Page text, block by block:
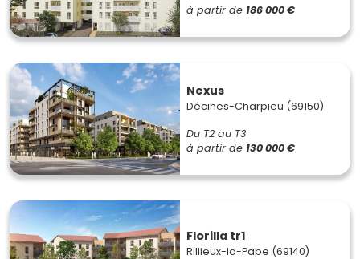
à partir de 186 000 €
Nexus
Décines-Charpieu (69150)
Du T2 au T3
à partir de 130 000 €
Florilla tr1
Rillieux-la-Pape (69140)